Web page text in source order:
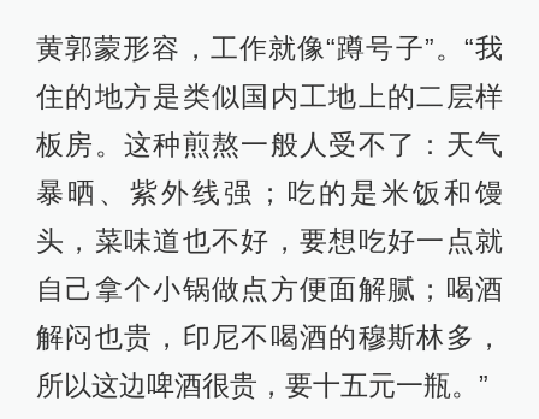
黄郭蒙形容，工作就像“蹲号子”。“我
住的地方是类似国内工地上的二层样
板房。这种煎熬一般人受不了：天气
暴晒、紫外线强；吃的是米饭和馒
头，菜味道也不好，要想吃好一点就
自己拿个小锅做点方便面解腻；喝酒
解闷也贵，印尼不喝酒的穆斯林多，
所以这边啤酒很贵，要十五元一瓶。”